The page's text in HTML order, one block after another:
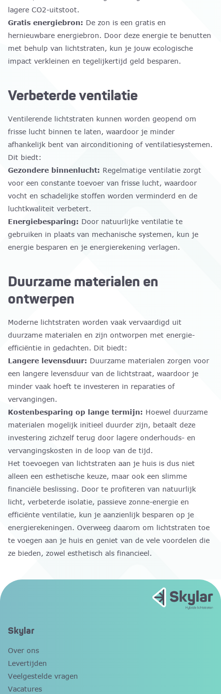
lagere CO2-uitstoot.
Gratis energiebron: De zon is een gratis en
hernieuwbare energiebron. Door deze energie te benutten
met behulp van lichtstraten, kun je jouw ecologische
impact verkleinen en tegelijkertijd geld besparen.
Verbeterde ventilatie
Ventilerende lichtstraten kunnen worden geopend om
frisse lucht binnen te laten, waardoor je minder
afhankelijk bent van airconditioning of ventilatiesystemen.
Dit biedt:
Gezondere binnenlucht: Regelmatige ventilatie zorgt
voor een constante toevoer van frisse lucht, waardoor
vocht en schadelijke stoffen worden verminderd en de
luchtkwaliteit verbetert.
Energiebesparing: Door natuurlijke ventilatie te
gebruiken in plaats van mechanische systemen, kun je
energie besparen en je energierekening verlagen.
Duurzame materialen en
ontwerpen
Moderne lichtstraten worden vaak vervaardigd uit
duurzame materialen en zijn ontworpen met energie-
efficiëntie in gedachten. Dit biedt:
Langere levensduur: Duurzame materialen zorgen voor
een langere levensduur van de lichtstraat, waardoor je
minder vaak hoeft te investeren in reparaties of
vervangingen.
Kostenbesparing op lange termijn: Hoewel duurzame
materialen mogelijk initieel duurder zijn, betaalt deze
investering zichzelf terug door lagere onderhouds- en
vervangingskosten in de loop van de tijd.
Het toevoegen van lichtstraten aan je huis is dus niet
alleen een esthetische keuze, maar ook een slimme
financiële beslissing. Door te profiteren van natuurlijk
licht, verbeterde isolatie, passieve zonne-energie en
efficiënte ventilatie, kun je aanzienlijk besparen op je
energierekeningen. Overweeg daarom om lichtstraten toe
te voegen aan je huis en geniet van de vele voordelen die
ze bieden, zowel esthetisch als financieel.
Skylar
Over ons
Levertijden
Veelgestelde vragen
Vacatures